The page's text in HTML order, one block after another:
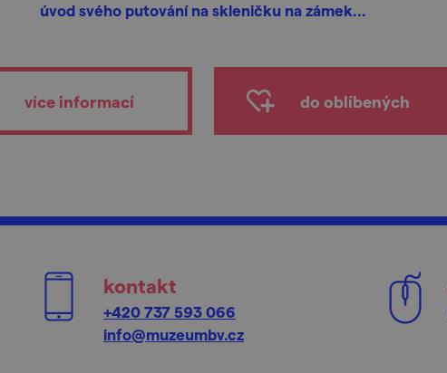
úvod svého putování na skleničku na zámek...
více informací do oblíbených
kontakt
+420 737 593 066
info@muzeumbv.cz